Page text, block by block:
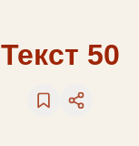
Текст 50